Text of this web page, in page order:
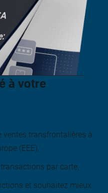
à votre
ventes transfrontalières à
(EEE),
par carte,
et souhaitez mieux